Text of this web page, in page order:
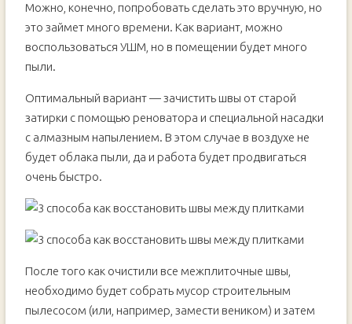
Можно, конечно, попробовать сделать это вручную, но
это займет много времени. Как вариант, можно
воспользоваться УШМ, но в помещении будет много
пыли.
Оптимальный вариант — зачистить швы от старой
затирки с помощью реноватора и специальной насадки
с алмазным напылением. В этом случае в воздухе не
будет облака пыли, да и работа будет продвигаться
очень быстро.
После того как очистили все межплиточные швы,
необходимо будет собрать мусор строительным
пылесосом (или, например, замести веником) и затем